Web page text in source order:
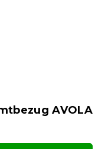
AVOLA